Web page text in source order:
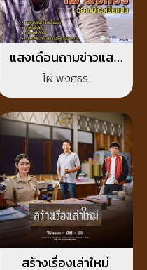
แสงเดือนถามข่าวแสง
ดาวนำทาง
ไผ่ พงศธร
สร้างเรื่องเล่าใหม่